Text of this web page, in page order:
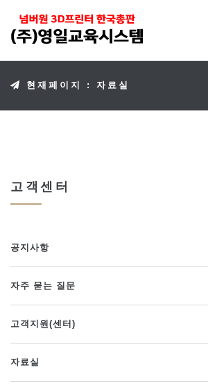
현재페이지 : 자료실
고객센터
공지사항
자주 묻는 질문
고객지원(센터)
자료실